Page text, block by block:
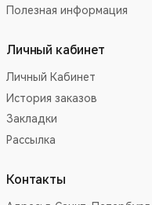
Полезная информация
Личный кабинет
Личный Кабинет
История заказов
Закладки
Рассылка
Контакты